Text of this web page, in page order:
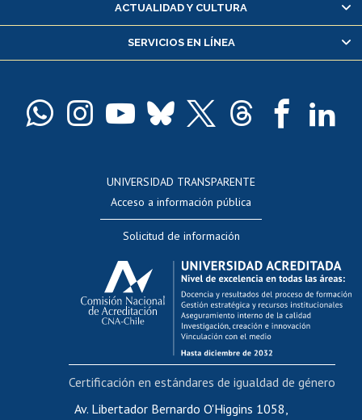
Servicio médico y dental
Pago de arancel y crédito alumnos
Docentes
Perfeccionamiento
Editar Portafolio Académico
Evaluación docente
Calificación académica
Postulación al AUCAI
Funcionarias/os
Cursos internos de capacitación
Bienestar del personal
Portal de movilidad interna
Certificado de renta
ACTUALIDAD Y CULTURA
SERVICIOS EN LÍNEA
UNIVERSIDAD TRANSPARENTE
Acceso a información pública
Solicitud de información
Av. Libertador Bernardo O'Higgins 1058,
Certificación en estándares de igualdad de género